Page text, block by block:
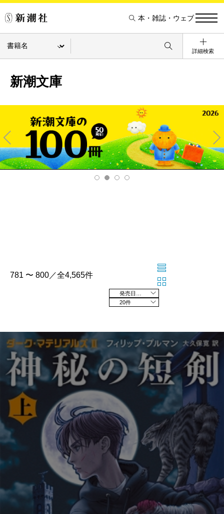
本・雑誌・ウェブ
詳細検索
新潮文庫
Pre
v
Ne
xt
781 〜 800／全4,565件
20件